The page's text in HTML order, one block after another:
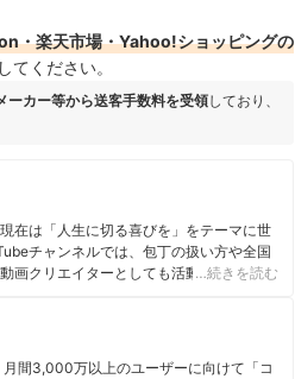
・楽天市場・Yahoo!ショッピングの
てください。
ーカー等から送客手数料を受領しており、
在は「人生に切る喜びを」をテーマに世
チャンネルでは、包丁の扱い方や全国
画クリエイターとしても活動中。…続きを読む
間3,000万以上のユーザーに向けて「コ